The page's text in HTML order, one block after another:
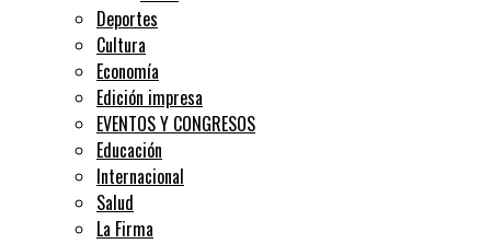
Deportes
Cultura
Economía
Edición impresa
EVENTOS Y CONGRESOS
Educación
Internacional
Salud
La Firma